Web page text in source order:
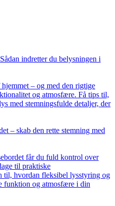
indretter du belysningen i
– og med den rigtige
og atmosfære. Få tips til,
med stemningsfulde detaljer, der
– skab den rette stemning med
får du fuld kontrol over
til praktiske
til, hvordan fleksibel lysstyring og
funktion og atmosfære i din